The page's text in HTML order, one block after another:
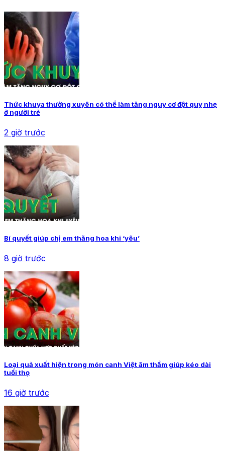
Thức khuya thường xuyên có thể làm tăng nguy cơ đột quỵ nhẹ
ở người trẻ
2 giờ trước
Bí quyết giúp chị em thăng hoa khi ‘yêu’
8 giờ trước
Loại quả xuất hiện trong món canh Việt âm thầm giúp kéo dài
tuổi thọ
16 giờ trước